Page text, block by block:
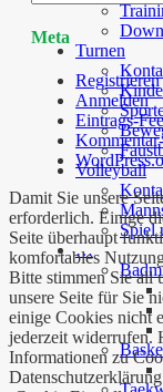
Turnen
Volleyball
Spiel
…
Meta
Registrieren
Anmelden
Eintrags-
Damit Sie unsere
erforderlich. Einige
Seite überhaupt
komfortables
Bitte stimmen Sie all
unsere Seite für Sie
einige Cookies nicht
jederzeit widerrufen.
Informationen zu